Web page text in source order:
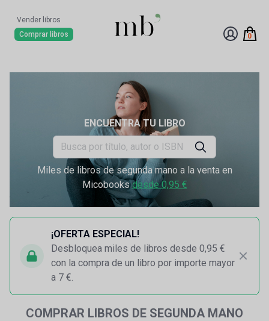
Vender libros
Comprar libros
0
ENCUENTRA TU LIBRO
Miles de libros de segunda mano a la venta en
Micobooksdesde 0,95 €
¡OFERTA ESPECIAL!
Desbloquea miles de libros desde 0,95 €
con la compra de un libro por importe mayor
a 7 €.
COMPRAR LIBROS DE SEGUNDA MANO